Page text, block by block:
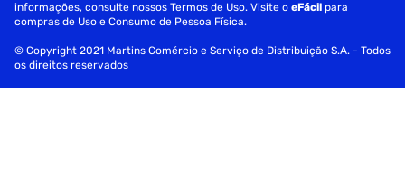
informações, consulte nossos Termos de Uso. Visite oeFácil para
compras de Uso e Consumo de Pessoa Física.
© Copyright 2021 Martins Comércio e Serviço de Distribuição S.A. - Todos
os direitos reservados